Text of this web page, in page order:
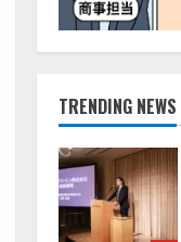
TRENDING NEWS
1